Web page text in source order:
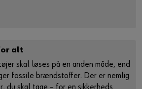
alt
skal løses på en anden måde, end
fossile brændstoffer. Der er nemlig
du skal tage – for en sikkerheds